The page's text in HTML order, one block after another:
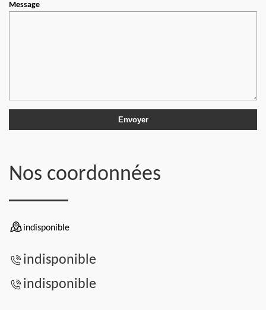
Message
Nos coordonnées
indisponible
indisponible
indisponible